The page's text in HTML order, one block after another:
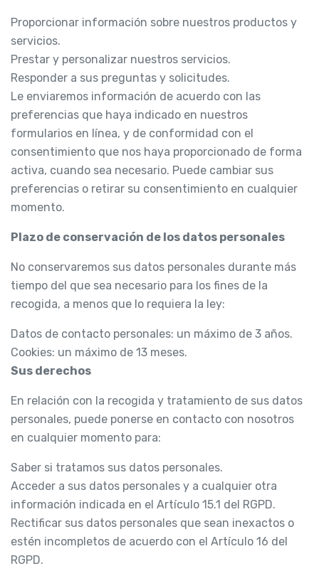
Proporcionar información sobre nuestros productos y
servicios.
Prestar y personalizar nuestros servicios.
Responder a sus preguntas y solicitudes.
Le enviaremos información de acuerdo con las
preferencias que haya indicado en nuestros
formularios en línea, y de conformidad con el
consentimiento que nos haya proporcionado de forma
activa, cuando sea necesario. Puede cambiar sus
preferencias o retirar su consentimiento en cualquier
momento.
Plazo de conservación de los datos personales
No conservaremos sus datos personales durante más
tiempo del que sea necesario para los fines de la
recogida, a menos que lo requiera la ley:
Datos de contacto personales: un máximo de 3 años.
Cookies: un máximo de 13 meses.
Sus derechos
En relación con la recogida y tratamiento de sus datos
personales, puede ponerse en contacto con nosotros
en cualquier momento para:
Saber si tratamos sus datos personales.
Acceder a sus datos personales y a cualquier otra
información indicada en el Artículo 15.1 del RGPD.
Rectificar sus datos personales que sean inexactos o
estén incompletos de acuerdo con el Artículo 16 del
RGPD.